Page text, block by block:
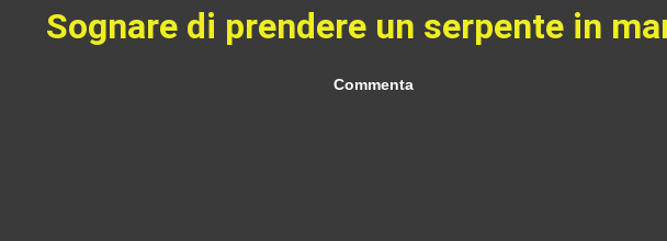
Sognare di prendere un serpente in
Commenta